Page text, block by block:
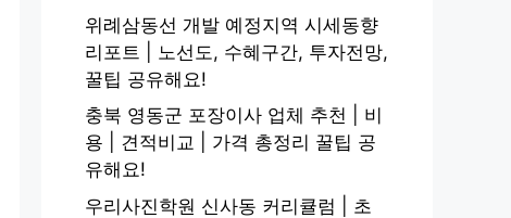
위례삼동선 개발 예정지역 시세동향
리포트 | 노선도, 수혜구간, 투자전망,
꿀팁 공유해요!
충북 영동군 포장이사 업체 추천 | 비
용 | 견적비교 | 가격 총정리 꿀팁 공
유해요!
우리사진학원 신사동 커리큘럼 | 초